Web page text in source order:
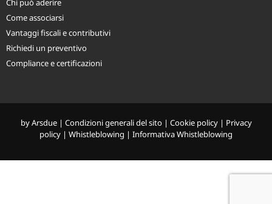
Chi può aderire
Come associarsi
Vantaggi fiscali e contributivi
Richiedi un preventivo
Arsdue|Condizioni generali del sito|Cookie policy|Privacy